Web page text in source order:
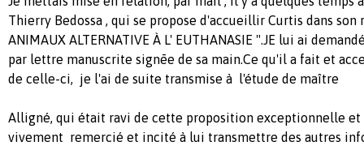
Thierry Bedossa , qui se propose d'accueillir Curtis dans son
ANIMAUX ALTERNATIVE À L' EUTHANASIE ".JE lui ai
par lettre manuscrite signēe de sa main.Ce qu'il a fait et
de celle-ci, je l'ai de suite transmise à l'étude de maître
Alligné, qui était ravi de cette proposition exceptionnelle et
vivement remercié et incité à lui transmettre des autres